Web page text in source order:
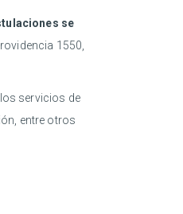
se
1550,
los servicios de
entre otros